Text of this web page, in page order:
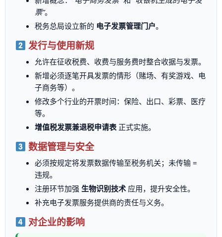
票”。
税务总局设立新的 电子发票管理门户。
发行与使用新规
允许在征收税费、收费与服务费时整合收据与发票。
新增必须逐笔开具发票的情形（赌场、有奖游戏、电
子商务等）。
修改多个行业的开票时间：保险、出口、彩票、医疗
等。
增值税发票兼退税申请表正式实施。
数据管理与安全
必须按规定将发票数据传输至税务机关；未传输 =
违规。
注册环节加强生物识别技术 应用，提升安全性。
补充电子发票服务提供商的责任与义务。
对企业的影响